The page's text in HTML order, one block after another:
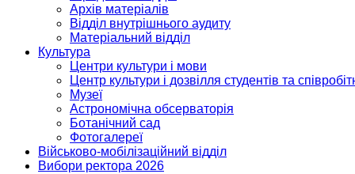
Архів матеріалів
Відділ внутрішнього аудиту
Матеріальний відділ
Культура
Центри культури і мови
Центр культури і дозвілля студентів та
Музеї
Астрономічна обсерваторія
Ботанічний сад
Фотогалереї
Військово-мобілізаційний відділ
Вибори ректора 2026